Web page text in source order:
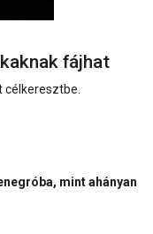
fájhat
mint ahányan